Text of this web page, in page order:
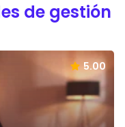
de gestión
5.00